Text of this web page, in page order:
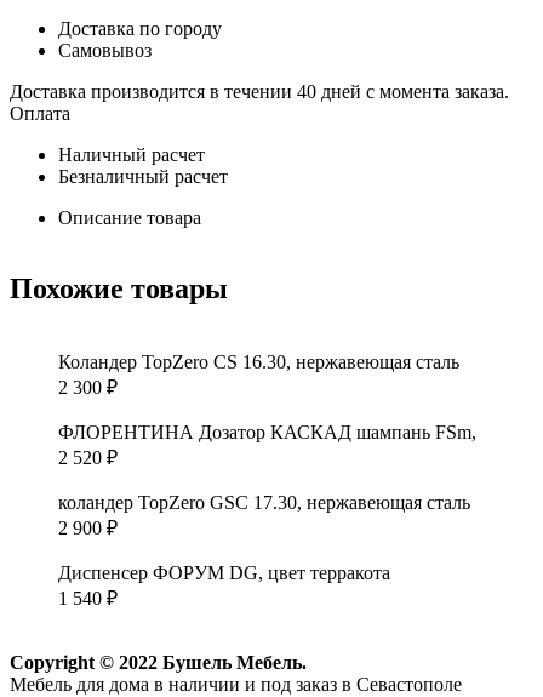
Доставка по городу
Самовывоз
Доставка производится в течении 40 дней с момента заказа.
Оплата
Наличный расчет
Безналичный расчет
Описание товара
Похожие товары
Коландер TopZero CS 16.30, нержавеющая сталь
2 300 ₽
ФЛОРЕНТИНА Дозатор КАСКАД шампань FSm,
2 520 ₽
коландер TopZero GSC 17.30, нержавеющая сталь
2 900 ₽
Диспенсер ФОРУМ DG, цвет терракота
1 540 ₽
Copyright © 2022 Бушель Мебель.
Мебель для дома в наличии и под заказ в Севастополе